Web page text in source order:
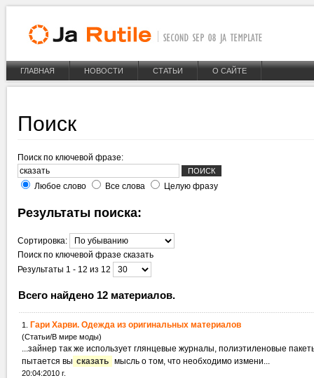
ГЛАВНАЯ НОВОСТИ СТАТЬИ О САЙТЕ
Поиск
Поиск по ключевой фразе:
Любое слово Все слова Целую фразу
Результаты поиска:
Сортировка:
Поиск по ключевой фразе сказать
Результаты 1 - 12 из 12
Всего найдено 12 материалов.
1. Гари Харви. Одежда из оригинальных материалов
(Статьи/В мире моды)
...зайнер так же использует глянцевые журналы, полиэтиленовые
пытается вы сказать мысль о том, что необходимо измени...
20:04:2010 г.